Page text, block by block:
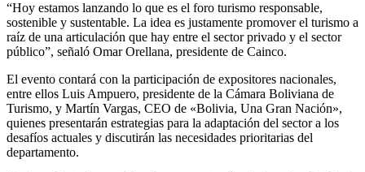
“Hoy estamos lanzando lo que es el foro turismo responsable,
sostenible y sustentable. La idea es justamente promover el turismo a
raíz de una articulación que hay entre el sector privado y el sector
público”, señaló Omar Orellana, presidente de Cainco.
El evento contará con la participación de expositores nacionales,
entre ellos Luis Ampuero, presidente de la Cámara Boliviana de
Turismo, y Martín Vargas, CEO de «Bolivia, Una Gran Nación»,
quienes presentarán estrategias para la adaptación del sector a los
desafíos actuales y discutirán las necesidades prioritarias del
departamento.